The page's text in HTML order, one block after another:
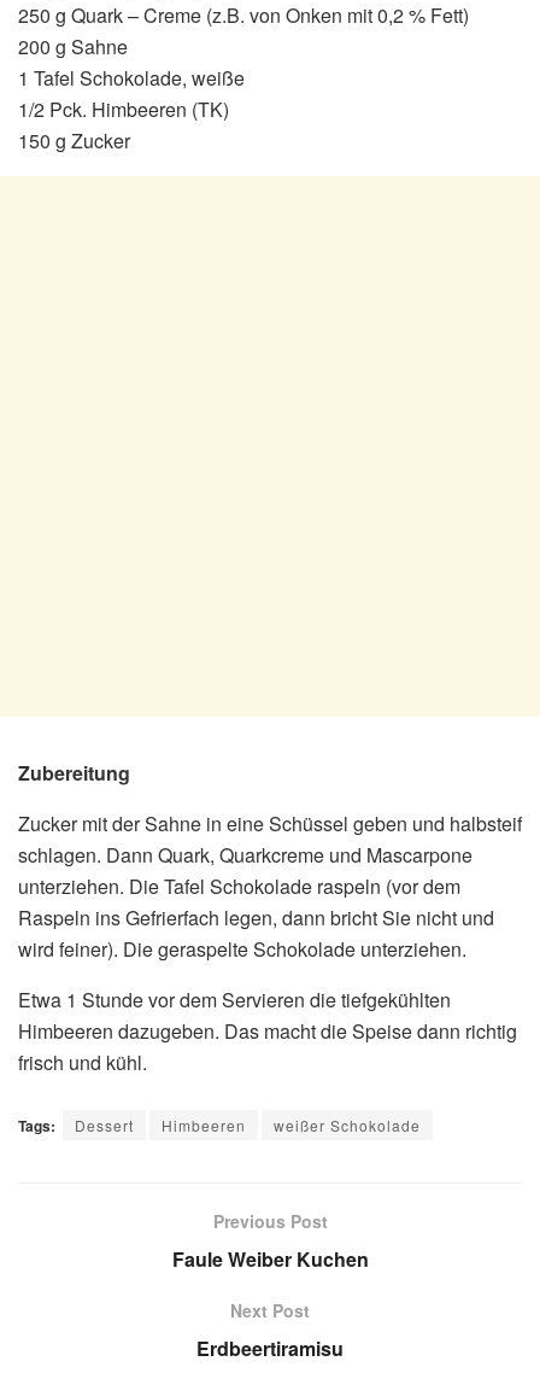
250 g Quark – Creme (z.B. von Onken mit 0,2 % Fett)
200 g Sahne
1 Tafel Schokolade, weiße
1/2 Pck. Himbeeren (TK)
150 g Zucker
Zubereitung
Zucker mit der Sahne in eine Schüssel geben und halbsteif
schlagen. Dann Quark, Quarkcreme und Mascarpone
unterziehen. Die Tafel Schokolade raspeln (vor dem
Raspeln ins Gefrierfach legen, dann bricht Sie nicht und
wird feiner). Die geraspelte Schokolade unterziehen.
Etwa 1 Stunde vor dem Servieren die tiefgekühlten
Himbeeren dazugeben. Das macht die Speise dann richtig
frisch und kühl.
Tags: Dessert Himbeeren weißer Schokolade
Previous Post
Faule Weiber Kuchen
Next Post
Erdbeertiramisu